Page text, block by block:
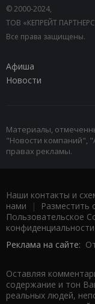
© 2000-2024,
ТОВ «КЕПРЕЙТ
Все права защищены.
Афиша
Новости
Материалы,
"Новости компаний",
правах рекламы.
Наши контакты и
нами | Разместить
Пользовательское
Реклама на сайте:
Оставляя
содержание и тон
реальных людей,